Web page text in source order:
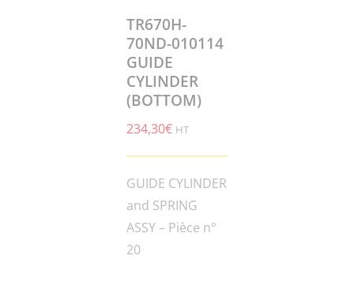
Surfaçage et rectification des sols
TR670H-
70ND-010114
GUIDE
CYLINDER
(BOTTOM)
234,30€ HT
GUIDE CYLINDER
and SPRING
ASSY – Pièce n°
20